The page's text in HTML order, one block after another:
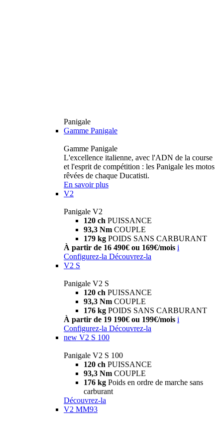
Panigale
Gamme Panigale
Gamme Panigale
L'excellence italienne, avec l'ADN de la course
et l'esprit de compétition : les Panigale les motos
rêvées de chaque Ducatisti.
En savoir plus
V2
Panigale V2
120 ch PUISSANCE
93,3 Nm COUPLE
179 kg POIDS SANS CARBURANT
À partir de 16 490€ ou 169€/mois i
Configurez-la Découvrez-la
V2 S
Panigale V2 S
120 ch PUISSANCE
93,3 Nm COUPLE
176 kg POIDS SANS CARBURANT
À partir de 19 190€ ou 199€/mois i
Configurez-la Découvrez-la
new V2 S 100
Panigale V2 S 100
120 ch PUISSANCE
93,3 Nm COUPLE
176 kg Poids en ordre de marche sans
carburant
Découvrez-la
V2 MM93